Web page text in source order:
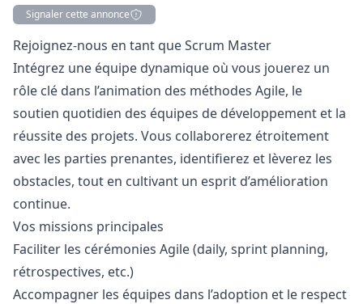
Signaler cette annonce
Description
Rejoignez-nous en tant que Scrum Master
Intégrez une équipe dynamique où vous jouerez un
rôle clé dans l’animation des méthodes Agile, le
soutien quotidien des équipes de développement et la
réussite des projets. Vous collaborerez étroitement
avec les parties prenantes, identifierez et lèverez les
obstacles, tout en cultivant un esprit d’amélioration
continue.
Vos missions principales
Faciliter les cérémonies Agile (daily, sprint planning,
rétrospectives, etc.)
Accompagner les équipes dans l’adoption et le respect